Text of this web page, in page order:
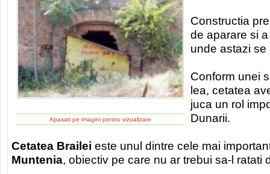
Apasati pe imagini pentru vizualizare
Constructia
de aparare si
unde astazi se
Conform unei
lea, cetatea
juca un rol
Dunarii.
Cetatea Brailei este unul dintre cele mai
Muntenia, obiectiv pe care nu ar trebui sa-l ratati